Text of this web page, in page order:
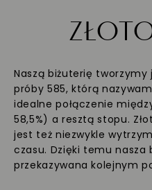
Naszą biżuterię tworzymy
próby 585, którą
idealne połączenie
58,5%) a resztą stopu.
jest też niezwykle
czasu. Dzięki temu
przekazywana kolejnym